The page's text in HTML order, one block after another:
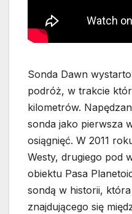
Sonda Dawn
podróż, w trakcie
kilometrów.
sonda jako pierwsza
osiągnięć. W 2011
Westy, drugiego pod
obiektu Pasa
sondą w historii,
znajdującego się